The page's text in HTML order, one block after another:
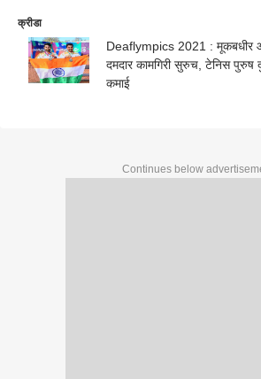
क्रीडा
Deaflympics 2021 : मूकबधीर
दमदार कामगिरी सुरुच, टेनिस पुरुष
कमाई
Continues below